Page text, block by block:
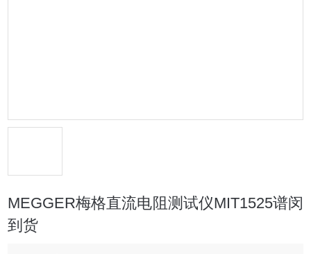
MEGGER梅格直流电阻测试仪MIT1525谱闵
到货